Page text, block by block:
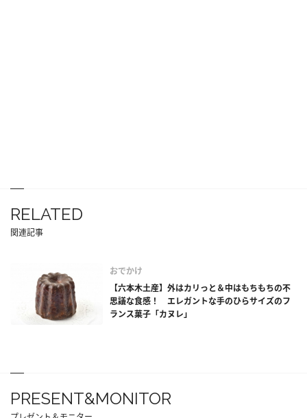
RELATED
関連記事
おでかけ
【六本木土産】外はカリっと＆中はもちもちの不
思議な食感！ エレガントな手のひらサイズのフ
ランス菓子「カヌレ」
PRESENT&MONITOR